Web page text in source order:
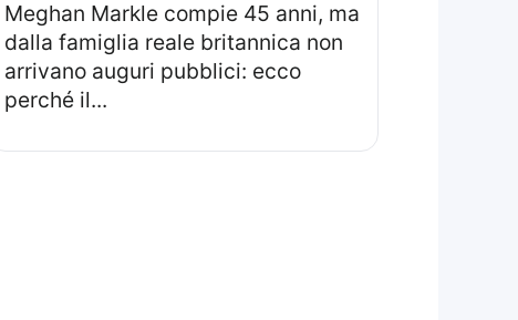
Meghan Markle compie 45 anni, ma
dalla famiglia reale britannica non
arrivano auguri pubblici: ecco
perché il...